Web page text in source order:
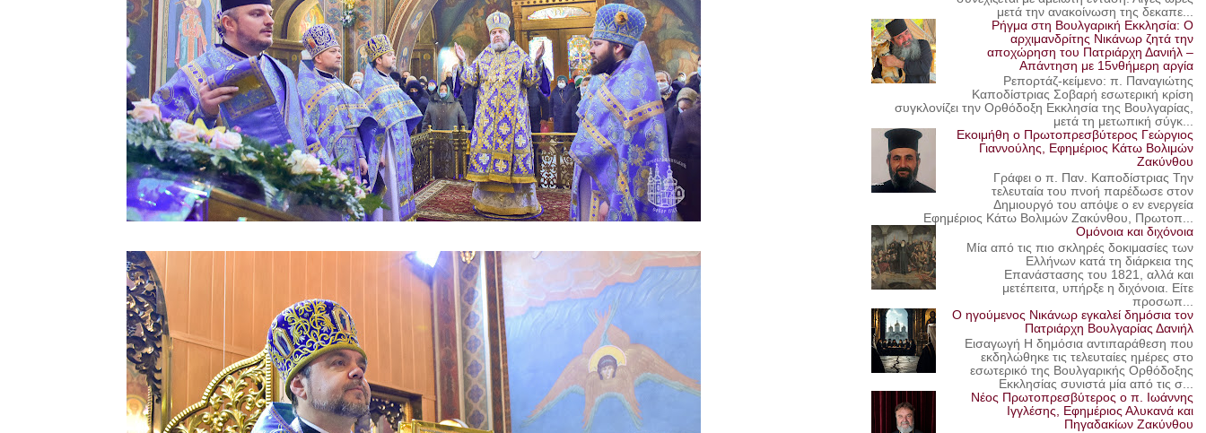
μετά την ανακοίνωση της δεκαπε...
Ρήγμα στη Βουλγαρική Εκκλησία: Ο
αρχιμανδρίτης Νικάνωρ ζητά την
αποχώρηση του Πατριάρχη Δανιήλ –
Απάντηση με 15νθήμερη αργία
Ρεπορτάζ-κείμενο: π. Παναγιώτης
Καποδίστριας Σοβαρή εσωτερική κρίση
συγκλονίζει την Ορθόδοξη Εκκλησία της Βουλγαρίας,
μετά τη μετωπική σύγκ...
Εκοιμήθη ο Πρωτοπρεσβύτερος Γεώργιος
Γιαννούλης, Εφημέριος Κάτω Βολιμών
Ζακύνθου
Γράφει ο π. Παν. Καποδίστριας Την
τελευταία του πνοή παρέδωσε στον
Δημιουργό του απόψε ο εν ενεργεία
Εφημέριος Κάτω Βολιμών Ζακύνθου, Πρωτοπ...
Ομόνοια και διχόνοια
Μία από τις πιο σκληρές δοκιμασίες των
Ελλήνων κατά τη διάρκεια της
Επανάστασης του 1821, αλλά και
μετέπειτα, υπήρξε η διχόνοια. Είτε
προσωπ...
Ο ηγούμενος Νικάνωρ εγκαλεί δημόσια τον
Πατριάρχη Βουλγαρίας Δανιήλ
Εισαγωγή Η δημόσια αντιπαράθεση που
εκδηλώθηκε τις τελευταίες ημέρες στο
εσωτερικό της Βουλγαρικής Ορθόδοξης
Εκκλησίας συνιστά μία από τις σ...
Νέος Πρωτοπρεσβύτερος ο π. Ιωάννης
Ιγγλέσης, Εφημέριος Αλυκανά και
Πηγαδακίων Ζακύνθου